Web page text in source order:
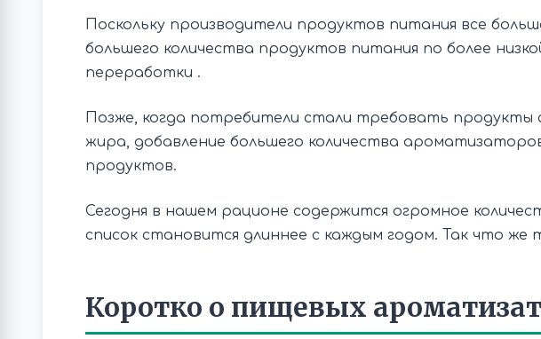
Поскольку производители продуктов питания все
большего количества продуктов питания по более
переработки .
Позже, когда потребители стали требовать продукты
жира, добавление большего количества
продуктов.
Сегодня в нашем рационе содержится огромное
список становится длиннее с каждым годом. Так что
Коротко о пищевых